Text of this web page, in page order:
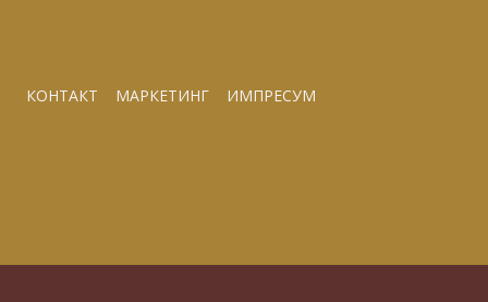
КОНТАКТ МАРКЕТИНГ ИМПРЕСУМ